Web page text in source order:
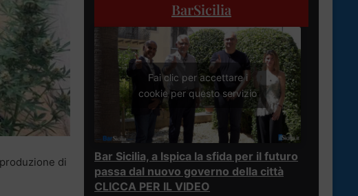
di
BarSicilia
Fai clic per accettare i
cookie per questo servizio
Bar Sicilia, a Ispica la sfida per il futuro
passa dal nuovo governo della città
CLICCA PER IL VIDEO